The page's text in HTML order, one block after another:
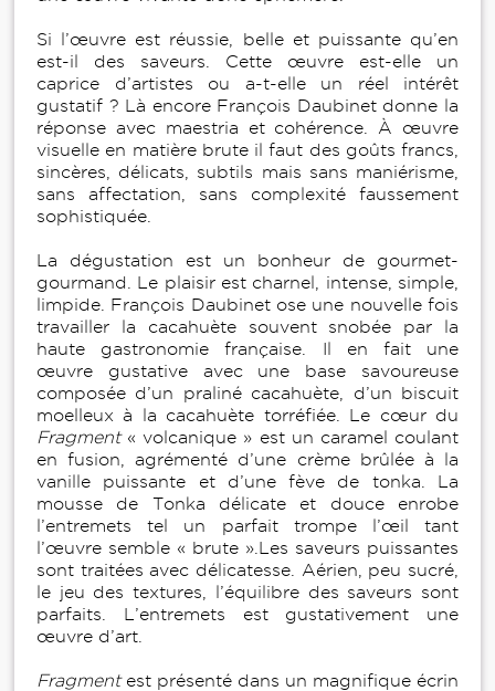
Si l’œuvre est réussie, belle et puissante qu’en
est-il des saveurs. Cette œuvre est-elle un
caprice d’artistes ou a-t-elle un réel intérêt
gustatif ? Là encore François Daubinet donne la
réponse avec maestria et cohérence. À œuvre
visuelle en matière brute il faut des goûts francs,
sincères, délicats, subtils mais sans maniérisme,
sans affectation, sans complexité faussement
sophistiquée.
La dégustation est un bonheur de gourmet-
gourmand. Le plaisir est charnel, intense, simple,
limpide. François Daubinet ose une nouvelle fois
travailler la cacahuète souvent snobée par la
haute gastronomie française. Il en fait une
œuvre gustative avec une base savoureuse
composée d’un praliné cacahuète, d’un biscuit
moelleux à la cacahuète torréfiée. Le cœur du
Fragment« volcanique » est un caramel coulant
en fusion, agrémenté d’une crème brûlée à la
vanille puissante et d’une fève de tonka. La
mousse de Tonka délicate et douce enrobe
l’entremets tel un parfait trompe l’œil tant
l’œuvre semble « brute ».Les saveurs puissantes
sont traitées avec délicatesse. Aérien, peu sucré,
le jeu des textures, l’équilibre des saveurs sont
parfaits. L’entremets est gustativement une
œuvre d’art.
Fragment est présenté dans un magnifique écrin